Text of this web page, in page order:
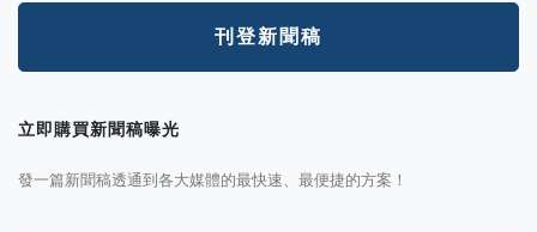
刊登新聞稿
立即購買新聞稿曝光
發一篇新聞稿透通到各大媒體的最快速、最便捷的方案！